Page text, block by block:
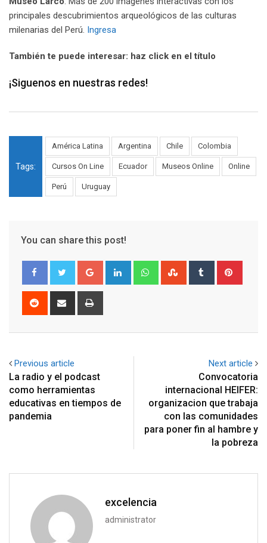
principales descubrimientos arqueológicos de las culturas
milenarias del Perú. Ingresa
También te puede interesar: haz click en el título
¡Siguenos en nuestras redes!
Tags:
América Latina Argentina Chile Colombia
Cursos On Line Ecuador Museos Online Online
Perú Uruguay
You can share this post!
Google+ LinkedIn WhatsappStumbleUpon
Tumblr
Reddit
Share
Previous article
La radio y el podcast
como herramientas
educativas en tiempos de
pandemia
Next article
Convocatoria
internacional HEIFER:
organizacion que trabaja
con las comunidades
para poner fin al hambre y
la pobreza
excelencia
administrator